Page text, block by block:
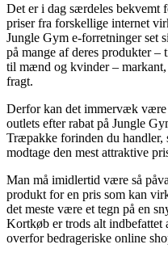
Det er i dag særdeles bekvemt
priser fra forskellige internet
Jungle Gym e-forretninger set
på mange af deres produkter –
til mænd og kvinder –
fragt.
Derfor kan det immervæk
outlets efter rabat på Jungle
Træpakke forinden du handler,
modtage den mest attraktive
Man må imidlertid være så
produkt for en pris som kan
det meste være et tegn på en
Kortkøb er trods alt indbefattet
overfor bedrageriske online